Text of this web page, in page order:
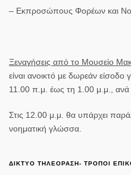
– Εκπροσώπους Φορέων και
Ξεναγήσεις από το Μουσείο
είναι ανοικτό με δωρεάν
11.00 π.μ. έως τη 1.00 μ.μ., ανά
Στις 12.00 μ.μ. θα υπάρχει
νοηματική γλώσσα.
ΔΙΚΤΥΟ ΤΗΛΕΟΡΑΣΗ- ΤΡΟΠΟΙ